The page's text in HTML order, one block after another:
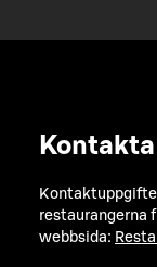
restaurangerna
webbsida: